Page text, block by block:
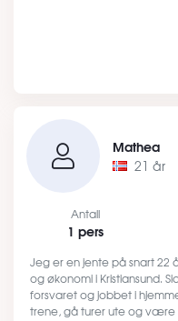
Mathea
21 år
Antall
1 pers
Jeg er en jente på snart 22
og økonomi i Kristiansund.
forsvaret og jobbet i
trene, gå turer ute og være